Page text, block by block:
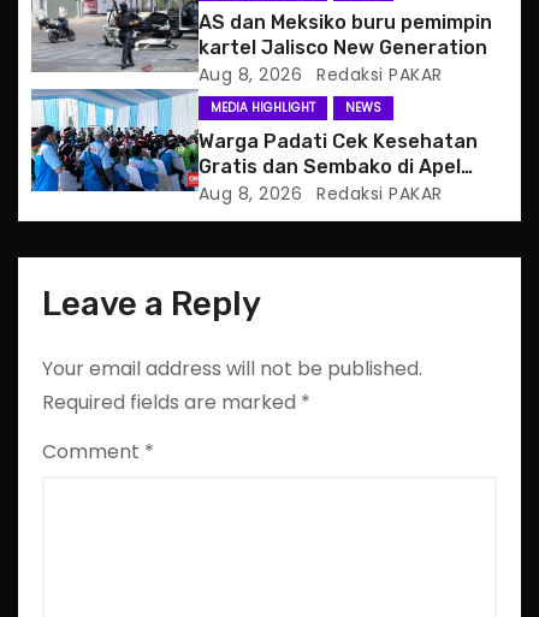
i
o
n
AS dan Meksiko buru pemimpin
kartel Jalisco New Generation
Aug 8, 2026 Redaksi PAKAR
MEDIA HIGHLIGHT NEWS
Warga Padati Cek Kesehatan
Gratis dan Sembako di Apel
Jaga Jakarta
Aug 8, 2026 Redaksi PAKAR
Leave a Reply
Your email address will not be published.
Required fields are marked *
Comment *